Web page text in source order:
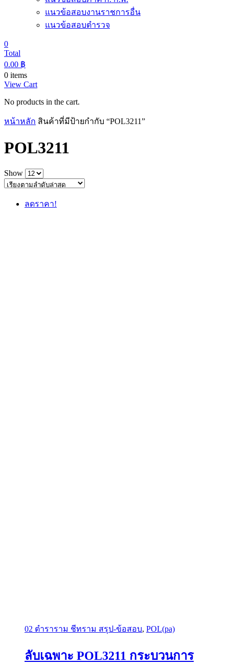
แนวข้อสอบงานราชการอื่น
แนวข้อสอบตำรวจ
0
Total
0.00 ฿
0 items
View Cart
No products in the cart.
หน้าหลัก สินค้าที่มีป้ายกำกับ “POL3211”
POL3211
Show
ลดราคา!
02 ตำราราม ชีทราม สรุป-ข้อสอบ, POL(pa)
ลับเฉพาะ POL3211 กระบวนการ